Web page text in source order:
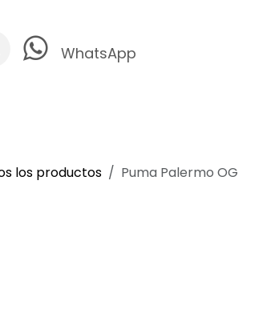
WhatsApp
los productos Puma Palermo OG